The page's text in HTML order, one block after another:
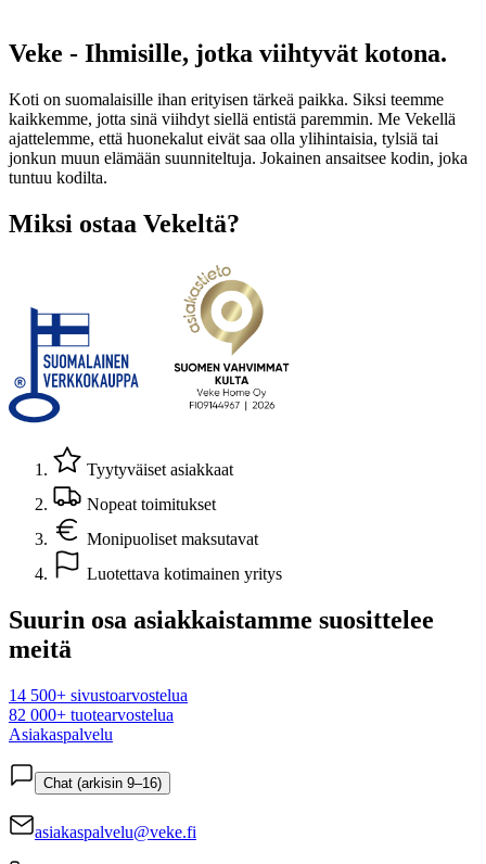
Veke - Ihmisille, jotka viihtyvät kotona.
Koti on suomalaisille ihan erityisen tärkeä paikka. Siksi teemme
kaikkemme, jotta sinä viihdyt siellä entistä paremmin. Me Vekellä
ajattelemme, että huonekalut eivät saa olla ylihintaisia, tylsiä tai
jonkun muun elämään suunniteltuja. Jokainen ansaitsee kodin, joka
tuntuu kodilta.
Miksi ostaa Vekeltä?
Tyytyväiset asiakkaat
Nopeat toimitukset
Monipuoliset maksutavat
Luotettava kotimainen yritys
Suurin osa asiakkaistamme suosittelee
meitä
14 500+ sivustoarvostelua
82 000+ tuotearvostelua
Asiakaspalvelu
Chat (arkisin 9–16)
asiakaspalvelu@veke.fi